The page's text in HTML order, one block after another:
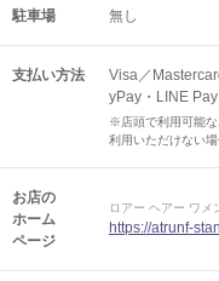
駐車場 無し
支払い方法
Visa／
yPay・LINE Pay
※店頭で利用可能な
利用いただけない場
お店の
ホーム
ページ
ロアー ヘアー ワメ
https://atrunf-